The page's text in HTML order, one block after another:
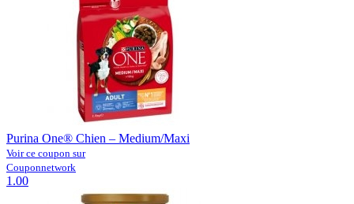
Purina One® Chien – Medium/Maxi
Voir ce coupon sur
Couponnetwork
1.00